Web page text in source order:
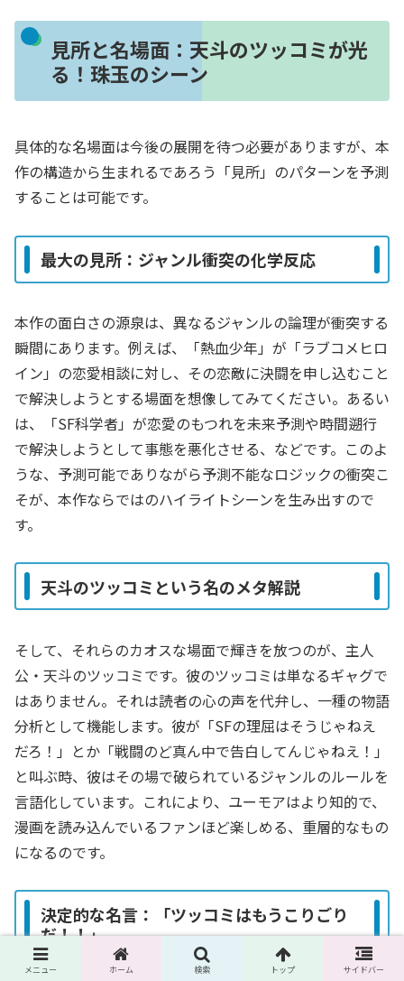
見所と名場面：天斗のツッコミが光
る！珠玉のシーン
具体的な名場面は今後の展開を待つ必要がありますが、本
作の構造から生まれるであろう「見所」のパターンを予測
することは可能です。
最大の見所：ジャンル衝突の化学反応
本作の面白さの源泉は、異なるジャンルの論理が衝突する
瞬間にあります。例えば、「熱血少年」が「ラブコメヒロ
イン」の恋愛相談に対し、その恋敵に決闘を申し込むこと
で解決しようとする場面を想像してみてください。あるい
は、「SF科学者」が恋愛のもつれを未来予測や時間遡行
で解決しようとして事態を悪化させる、などです。このよ
うな、予測可能でありながら予測不能なロジックの衝突こ
そが、本作ならではのハイライトシーンを生み出すので
す。
天斗のツッコミという名のメタ解説
そして、それらのカオスな場面で輝きを放つのが、主人
公・天斗のツッコミです。彼のツッコミは単なるギャグで
はありません。それは読者の心の声を代弁し、一種の物語
分析として機能します。彼が「SFの理屈はそうじゃねえ
だろ！」とか「戦闘のど真ん中で告白してんじゃねえ！」
と叫ぶ時、彼はその場で破られているジャンルのルールを
言語化しています。これにより、ユーモアはより知的で、
漫画を読み込んでいるファンほど楽しめる、重層的なもの
になるのです。
決定的な名言：「ツッコミはもうこりごり
だ！！」
メニュー ホーム 検索 トップ サイドバー